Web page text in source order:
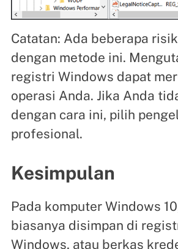
Catatan: Ada beberapa
dengan metode ini.
registri Windows dapat
operasi Anda. Jika Anda
dengan cara ini, pilih
profesional.
Kesimpulan
Pada komputer Windows
biasanya disimpan di
Windows, atau berkas